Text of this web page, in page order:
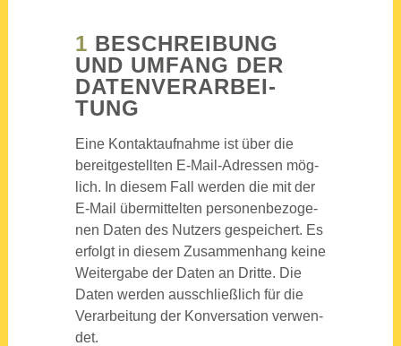
1 BESCHREI­BUNG
UND UMFANG DER
DATEN­VER­AR­BEI­
TUNG
Eine Kon­takt­auf­nah­me ist über die
bereit­ge­stell­ten E‑Mail-Adres­sen mög­
lich. In die­sem Fall wer­den die mit der
E‑Mail über­mit­tel­ten per­so­nen­be­zo­ge­
nen Daten des Nut­zers gespei­chert. Es
erfolgt in die­sem Zusam­men­hang kei­ne
Wei­ter­ga­be der Daten an Drit­te. Die
Daten wer­den aus­schließ­lich für die
Ver­ar­bei­tung der Kon­ver­sa­ti­on ver­wen­
det.